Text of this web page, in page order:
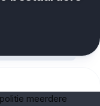
meerdere